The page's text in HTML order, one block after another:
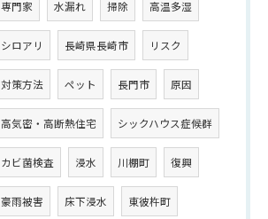
専門家 水漏れ 掃除 高温多湿
シロアリ 長崎県長崎市 リスク
対策方法 ペット 長門市 原因
高気密・高断熱住宅 シックハウス症候群
カビ菌検査 浸水 川棚町 復興
豪雨被害 床下浸水 東彼杵町